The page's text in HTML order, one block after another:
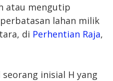
atau mengutip
lahan milik
di Perhentian Raja,
inisial H yang